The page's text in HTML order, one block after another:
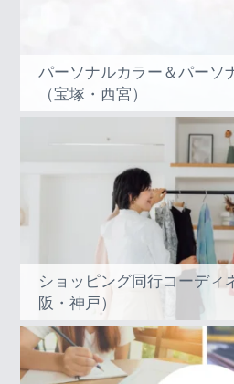
パーソナルカラー＆パーソ
（宝塚・西宮）
ショッピング同行コーディ
阪・神戸）